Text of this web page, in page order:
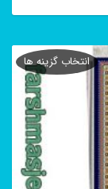
انتخاب گزینه ها